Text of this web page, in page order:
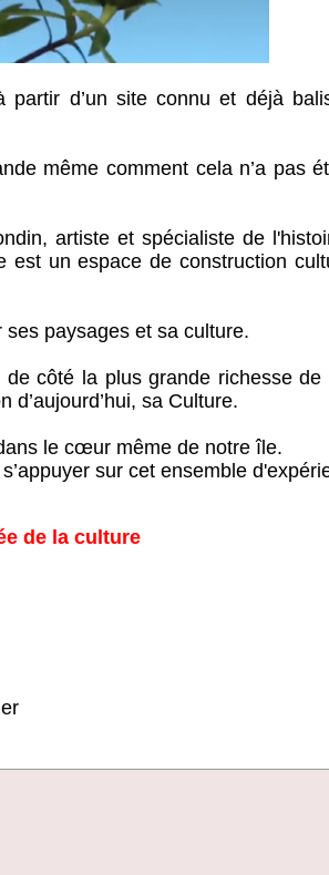
d’un site connu et déjà
même comment cela n’a pas
artiste et spécialiste de
est un espace de construction
ses paysages et sa culture.
côté la plus grande richesse de
sa Culture.
le cœur même de notre île.
sur cet ensemble
de la culture